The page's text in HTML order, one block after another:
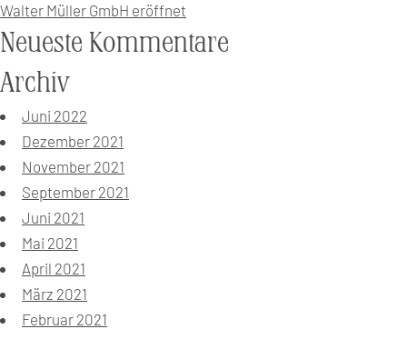
Walter Müller GmbH eröffnet
Neueste Kommentare
Archiv
Juni 2022
Dezember 2021
November 2021
September 2021
Juni 2021
Mai 2021
April 2021
März 2021
Februar 2021